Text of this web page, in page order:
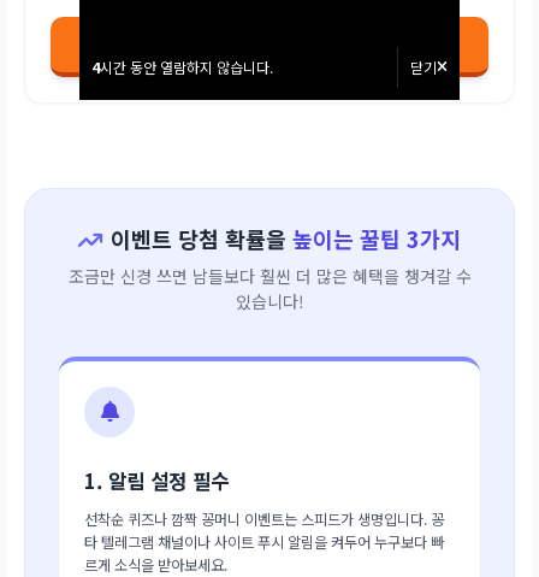
4시간 동안 열람하지 않습니다. 닫기
4시간 동안 열람하지 않습니다. 닫기
이벤트 당첨 확률을 높이는 꿀팁 3가지
조금만 신경 쓰면 남들보다 훨씬 더 많은 혜택을 챙겨갈 수
있습니다!
1. 알림 설정 필수
선착순 퀴즈나 깜짝 꽁머니 이벤트는 스피드가 생명입니다. 꽁
타 텔레그램 채널이나 사이트 푸시 알림을 켜두어 누구보다 빠
르게 소식을 받아보세요.